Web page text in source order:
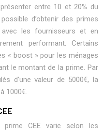
entre 10 et 20% du
d’obtenir des primes
les fournisseurs et en
performant. Certains
« boost » pour les ménages
le montant de la prime. Par
d’une valeur de 5000€, la
1000€.
CEE varie selon les